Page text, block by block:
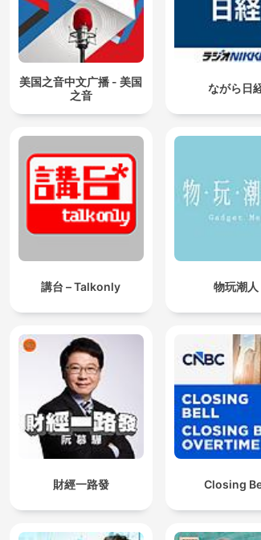
美国之音中文广播 - 美国
之音
ながら日
講台 – Talkonly 物玩潮人
財經一路發 Closing